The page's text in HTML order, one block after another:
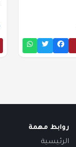
روابط مهمة
الرئيسية